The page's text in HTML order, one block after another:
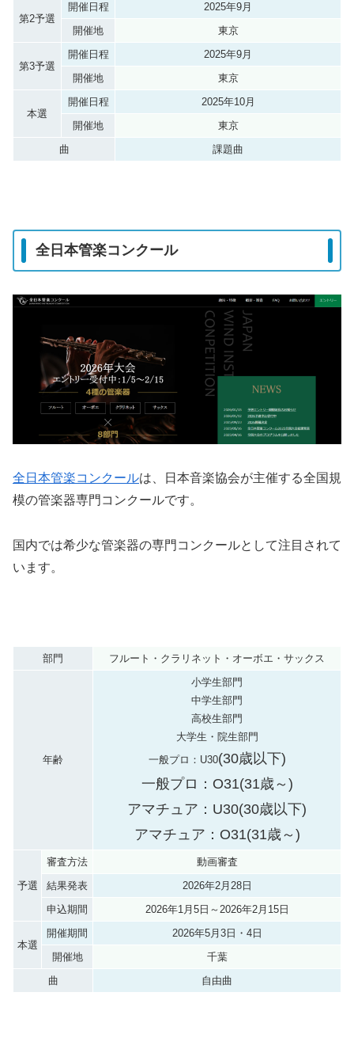
第2予選
開催日程
2025年9月
開催地
東京
第3予選
開催日程
2025年9月
開催地
東京
本選
開催日程
2025年10月
開催地
東京
曲
課題曲
全日本管楽コンクール
全日本管楽コンクールは、日本音楽協会が主催する全国規
模の管楽器専門コンクールです。
国内では希少な管楽器の専門コンクールとして注目されて
います。
部門 フルート・クラリネット・オーボエ・サックス
年齢
小学生部門
中学生部門
高校生部門
大学生・院生部門
一般プロ：U30(30歳以下)
一般プロ：O31(31歳～)
アマチュア：U30(30歳以下)
アマチュア：O31(31歳～)
予選
審査方法
動画審査
結果発表
2026年2月28日
申込期間
2026年1月5日～2026年2月15日
本選
開催期間
2026年5月3日・4日
開催地
千葉
曲
自由曲